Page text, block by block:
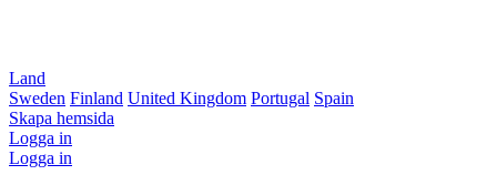
Land
Sweden Finland United Kingdom Portugal Spain
Skapa hemsida
Logga in
Logga in